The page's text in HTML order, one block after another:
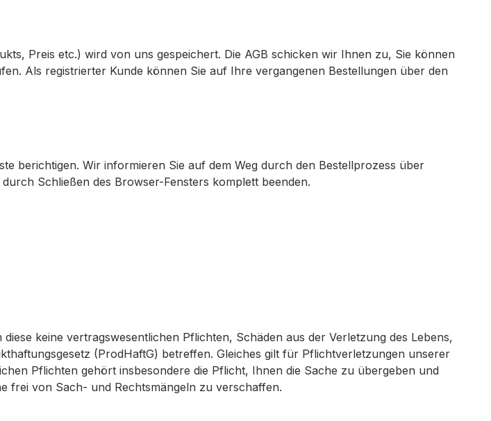
Preis etc.) wird von uns gespeichert. Die AGB schicken wir Ihnen zu, Sie können
Als registrierter Kunde können Sie auf Ihre vergangenen Bestellungen über den
berichtigen. Wir informieren Sie auf dem Weg durch den Bestellprozess über
Schließen des Browser-Fensters komplett beenden.
keine vertragswesentlichen Pflichten, Schäden aus der Verletzung des Lebens,
(ProdHaftG) betreffen. Gleiches gilt für Pflichtverletzungen unserer
Pflichten gehört insbesondere die Pflicht, Ihnen die Sache zu übergeben und
frei von Sach- und Rechtsmängeln zu verschaffen.